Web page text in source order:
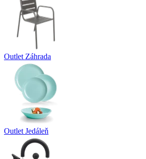
Outlet Záhrada
Outlet Jedáleň